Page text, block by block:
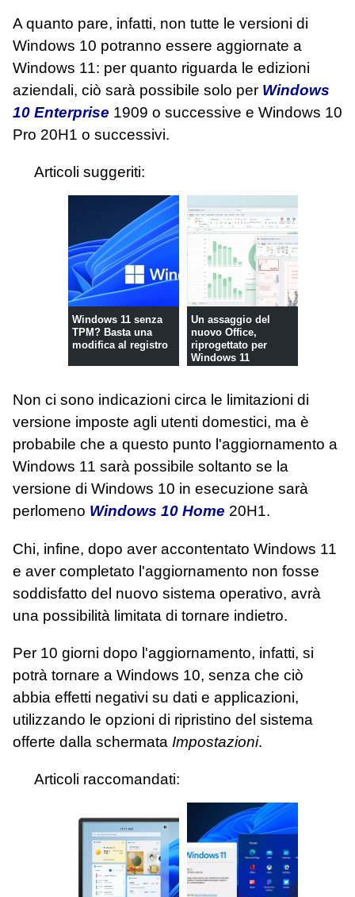
A quanto pare, infatti, non tutte le versioni di
Windows 10 potranno essere aggiornate a
Windows 11: per quanto riguarda le edizioni
aziendali, ciò sarà possibile solo per Windows
10 Enterprise 1909 o successive e Windows 10
Pro 20H1 o successivi.
Articoli suggeriti:
Windows 11 senza
TPM? Basta una
modifica al registro
Un assaggio del
nuovo Office,
riprogettato per
Windows 11
Non ci sono indicazioni circa le limitazioni di
versione imposte agli utenti domestici, ma è
probabile che a questo punto l'aggiornamento a
Windows 11 sarà possibile soltanto se la
versione di Windows 10 in esecuzione sarà
perlomeno Windows 10 Home 20H1.
Chi, infine, dopo aver accontentato Windows 11
e aver completato l'aggiornamento non fosse
soddisfatto del nuovo sistema operativo, avrà
una possibilità limitata di tornare indietro.
Per 10 giorni dopo l'aggiornamento, infatti, si
potrà tornare a Windows 10, senza che ciò
abbia effetti negativi su dati e applicazioni,
utilizzando le opzioni di ripristino del sistema
offerte dalla schermata Impostazioni.
Articoli raccomandati: